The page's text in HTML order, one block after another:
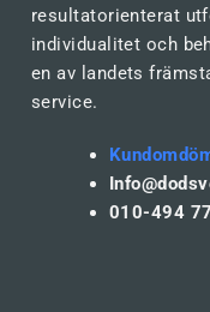
resultatorienterat
individualitet och
en av landets
service.
010-494